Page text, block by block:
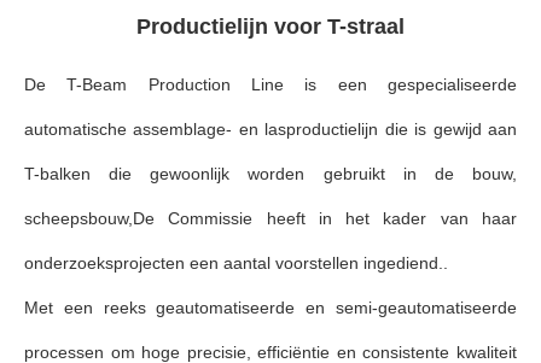
Productielijn voor T-straal
De T-Beam Production Line is een gespecialiseerde
automatische assemblage- en lasproductielijn die is gewijd aan
T-balken die gewoonlijk worden gebruikt in de bouw,
scheepsbouw,De Commissie heeft in het kader van haar
onderzoeksprojecten een aantal voorstellen ingediend..
Met een reeks geautomatiseerde en semi-geautomatiseerde
processen om hoge precisie, efficiëntie en consistente kwaliteit